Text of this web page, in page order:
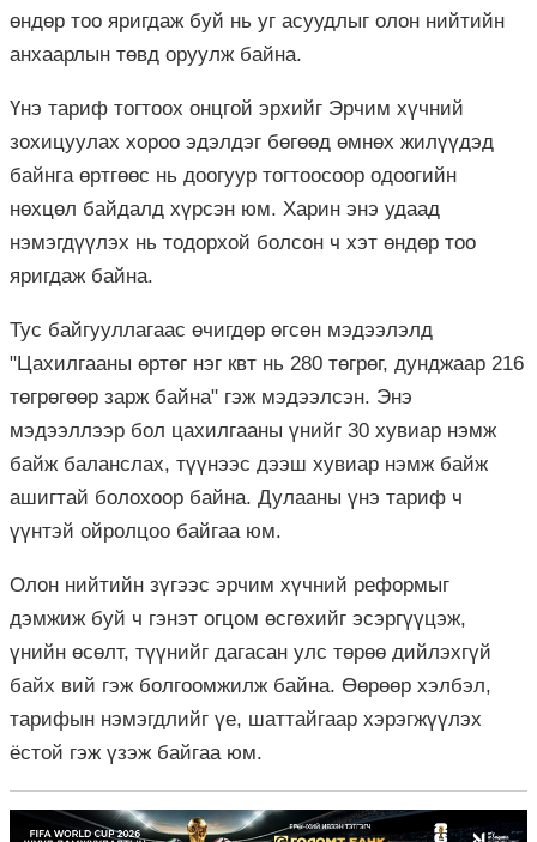
өндөр тоо яригдаж буй нь уг асуудлыг олон нийтийн
анхаарлын төвд оруулж байна.
Үнэ тариф тогтоох онцгой эрхийг Эрчим хүчний
зохицуулах хороо эдэлдэг бөгөөд өмнөх жилүүдэд
байнга өртгөөс нь доогуур тогтоосоор одоогийн
нөхцөл байдалд хүрсэн юм. Харин энэ удаад
нэмэгдүүлэх нь тодорхой болсон ч хэт өндөр тоо
яригдаж байна.
Тус байгууллагаас өчигдөр өгсөн мэдээлэлд
"Цахилгааны өртөг нэг квт нь 280 төгрөг, дунджаар 216
төгрөгөөр зарж байна" гэж мэдээлсэн. Энэ
мэдээллээр бол цахилгааны үнийг 30 хувиар нэмж
байж баланслах, түүнээс дээш хувиар нэмж байж
ашигтай болохоор байна. Дулааны үнэ тариф ч
үүнтэй ойролцоо байгаа юм.
Олон нийтийн зүгээс эрчим хүчний реформыг
дэмжиж буй ч гэнэт огцом өсгөхийг эсэргүүцэж,
үнийн өсөлт, түүнийг дагасан улс төрөө дийлэхгүй
байх вий гэж болгоомжилж байна. Өөрөөр хэлбэл,
тарифын нэмэгдлийг үе, шаттайгаар хэрэгжүүлэх
ёстой гэж үзэж байгаа юм.